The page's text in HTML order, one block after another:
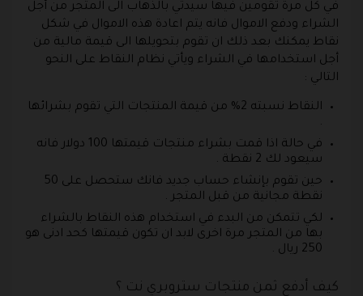
في كل مرة تقومين فيها سيدتي بالذهاب الى المتجر من أجل
الشراء ودفع الاموال فانه يتم اعادة هذه الاموال في شكل
نقاط يمكنك بعد ذلك ان تقوم بتحويلها الى قيمة مالية من
أجل استخدامها في الشراء ويأتي نظام النقاط على النحو
التالي :
النقاط نسبته 2% من قيمة المنتجات التي تقوم بشرائها
.
في حالة اذا قمت بشراء منتجات قيمتها 100 دولار فانه
سيعود لك 2 نقطة .
حين تقوم بإنشاء حساب جديد فانك ستحصل على 50
نقطة مجانية من قبل المتجر .
لكي تتمكن من البدء في استخدام هذه النقاط بالشراء
بها من المتجر مرة اخرى لابد ان تكون قيمتها كحد ادنى هو
250 ريال .
كيف أدفع ثمن منتجات ستروبري نت ؟